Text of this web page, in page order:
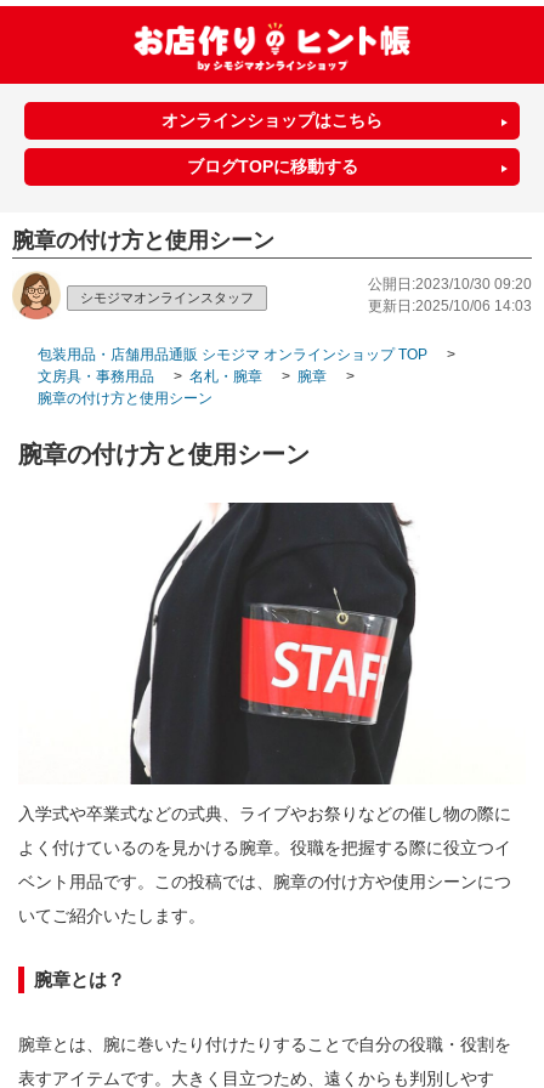
オンラインショップはこちら
ブログTOPに移動する
腕章の付け方と使用シーン
シモジマオンラインスタッフ
公開日:2023/10/30 09:20
更新日:2025/10/06 14:03
包装用品・店舗用品通販 シモジマ オンラインショップ TOP
>
文房具・事務用品
> 名札・腕章 > 腕章
>
腕章の付け方と使用シーン
腕章の付け方と使用シーン
入学式や卒業式などの式典、ライブやお祭りなどの催し物の際に
よく付けているのを見かける腕章。役職を把握する際に役立つイ
ベント用品です。この投稿では、腕章の付け方や使用シーンにつ
いてご紹介いたします。
腕章とは？
腕章とは、腕に巻いたり付けたりすることで自分の役職・役割を
表すアイテムです。大きく目立つため、遠くからも判別しやす